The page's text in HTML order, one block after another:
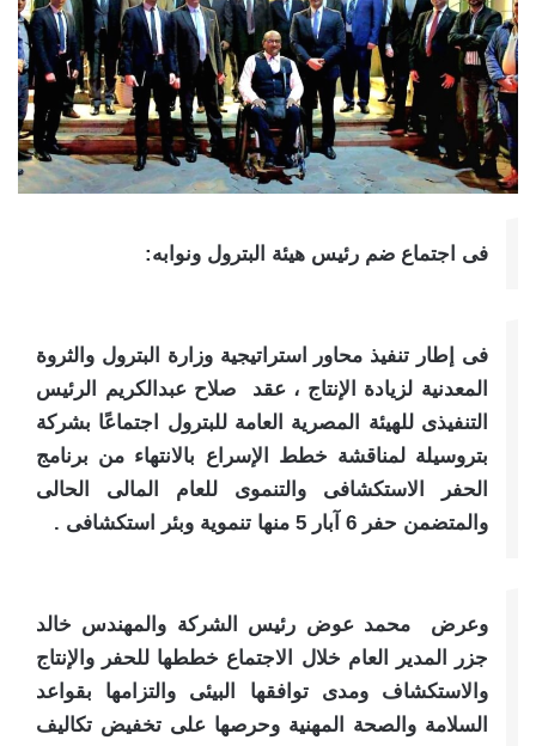
فى اجتماع ضم رئيس هيئة البترول ونوابه:
فى إطار تنفيذ محاور استراتيجية وزارة البترول والثروة
المعدنية لزيادة الإنتاج ، عقد صلاح عبدالكريم الرئيس
التنفيذى للهيئة المصرية العامة للبترول اجتماعًا بشركة
بتروسيلة لمناقشة خطط الإسراع بالانتهاء من برنامج
الحفر الاستكشافى والتنموى للعام المالى الحالى
والمتضمن حفر 6 آبار 5 منها تنموية وبئر استكشافى .
وعرض محمد عوض رئيس الشركة والمهندس خالد
جزر المدير العام خلال الاجتماع خططها للحفر والإنتاج
والاستكشاف ومدى توافقها البيئى والتزامها بقواعد
السلامة والصحة المهنية وحرصها على تخفيض تكاليف